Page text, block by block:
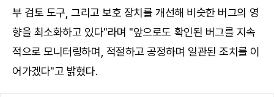
부 검토 도구, 그리고 보호 장치를 개선해 비슷한 버그의 영
향을 최소화하고 있다"라며 "앞으로도 확인된 버그를 지속
적으로 모니터링하며, 적절하고 공정하며 일관된 조치를 이
어가겠다"고 밝혔다.